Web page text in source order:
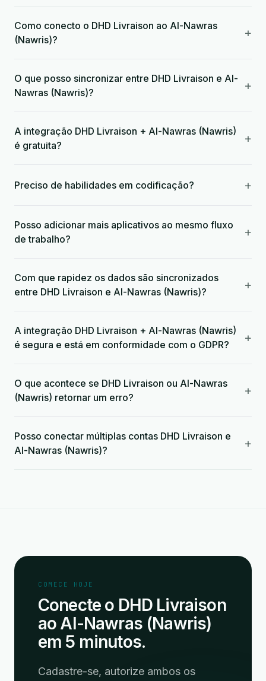
Como conecto o DHD Livraison ao Al-Nawras
(Nawris)?
+
O que posso sincronizar entre DHD Livraison e Al-
Nawras (Nawris)?
+
A integração DHD Livraison + Al-Nawras (Nawris)
é gratuita?
+
Preciso de habilidades em codificação? +
Posso adicionar mais aplicativos ao mesmo fluxo
de trabalho?
+
Com que rapidez os dados são sincronizados
entre DHD Livraison e Al-Nawras (Nawris)?
+
A integração DHD Livraison + Al-Nawras (Nawris)
é segura e está em conformidade com o GDPR?
+
O que acontece se DHD Livraison ou Al-Nawras
(Nawris) retornar um erro?
+
Posso conectar múltiplas contas DHD Livraison e
Al-Nawras (Nawris)?
+
COMECE HOJE
Conecte o DHD Livraison
ao Al-Nawras (Nawris)
em 5 minutos.
Cadastre-se, autorize ambos os